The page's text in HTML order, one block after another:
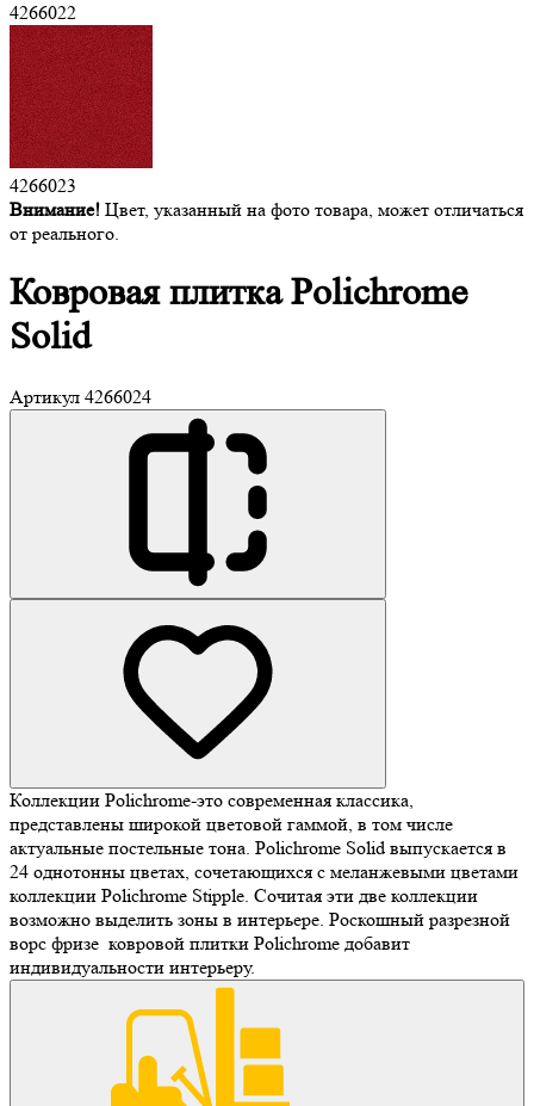
4266022
4266023
Внимание! Цвет, указанный на фото товара, может отличаться
от реального.
Ковровая плиткаPolichrome
Solid
Артикул 4266024
Коллекции Polichrome-это современная классика,
представлены широкой цветовой гаммой, в том числе
актуальные постельные тона. Polichrome Solid выпускается в
24 однотонны цветах, сочетающихся с меланжевыми цветами
коллекции Polichrome Stipple. Сочитая эти две коллекции
возможно выделить зоны в интерьере. Роскошный разрезной
ворс фризе ковровой плитки Polichrome добавит
индивидуальности интерьеру.